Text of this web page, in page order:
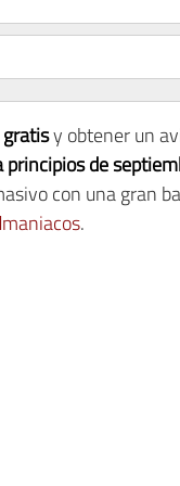
y obtener un
de
con una gran
.